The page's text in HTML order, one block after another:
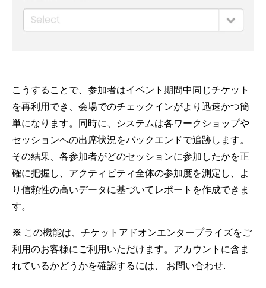
こうすることで、参加者はイベント期間中同じチケット
を再利用でき、会場でのチェックインがより迅速かつ簡
単になります。同時に、システムは各ワークショップや
セッションへの出席状況をバックエンドで追跡します。
その結果、各参加者がどのセッションに参加したかを正
確に把握し、アクティビティ全体の参加度を測定し、よ
り信頼性の高いデータに基づいてレポートを作成できま
す。
※ この機能は、チケットアドオンエンタープライズをご
利用のお客様にご利用いただけます。アカウントに含ま
れているかどうかを確認するには、 お問い合わせ.